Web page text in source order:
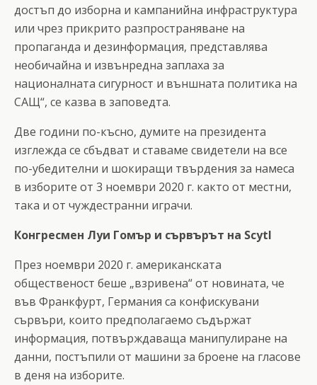
достъп до изборна и кампанийна инфраструктура
или чрез прикрито разпространяване на
пропаганда и дезинформация, представлява
необичайна и извънредна заплаха за
националната сигурност и външната политика на
САЩ“, се казва в заповедта.
Две години по-късно, думите на президента
изглежда се сбъдват и ставаме свидетели на все
по-убедителни и шокиращи твърдения за намеса
в изборите от 3 ноември 2020 г. както от местни,
така и от чуждестранни играчи.
Конгресмен Луи Гомър и сървърът на Scytl
През ноември 2020 г. американската
общественост беше „взривена“ от новината, че
във Франкфурт, Германия са конфискувани
сървъри, които предполагаемо съдържат
информация, потвърждаваща манипулиране на
данни, постъпили от машини за броене на гласове
в деня на изборите.